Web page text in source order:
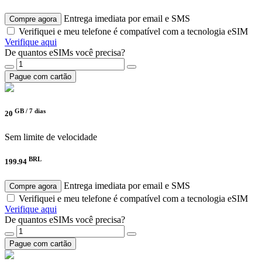
Compre agora
Entrega imediata por email e SMS
Verifiquei e meu telefone é compatível com a tecnologia eSIM
Verifique aqui
De quantos eSIMs você precisa?
Pague com cartão
20 GB / 7 dias
Sem limite de velocidade
199.94 BRL
Compre agora
Entrega imediata por email e SMS
Verifiquei e meu telefone é compatível com a tecnologia eSIM
Verifique aqui
De quantos eSIMs você precisa?
Pague com cartão